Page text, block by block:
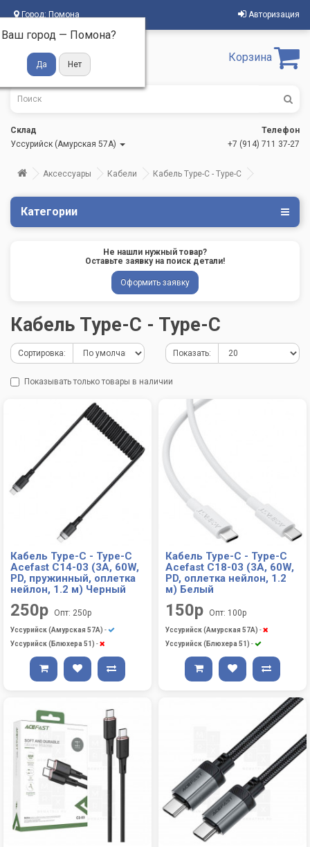
Город: Помона
Ваш город — Помона?
Авторизация
Корзина
Склад
Уссурийск (Амурская 57А)
Телефон
+7 (914) 711 37-27
Аксессуары Кабели Кабель Type-C - Type-C
Категории
Не нашли нужный товар?
Оставьте заявку на поиск детали!
Оформить заявку
Кабель Type-C - Type-C
Сортировка: Показать:
Показывать только товары в наличии
Кабель Type-C - Type-C
Acefast C14-03 (3A, 60W,
PD, пружинный, оплетка
нейлон, 1.2 м) Черный
250р Опт: 250р
Уссурийск (Амурская 57А) -
Уссурийск (Блюхера 51) -
Кабель Type-C - Type-C
Acefast C18-03 (3A, 60W,
PD, оплетка нейлон, 1.2
м) Белый
150р Опт: 100р
Уссурийск (Амурская 57А) -
Уссурийск (Блюхера 51) -